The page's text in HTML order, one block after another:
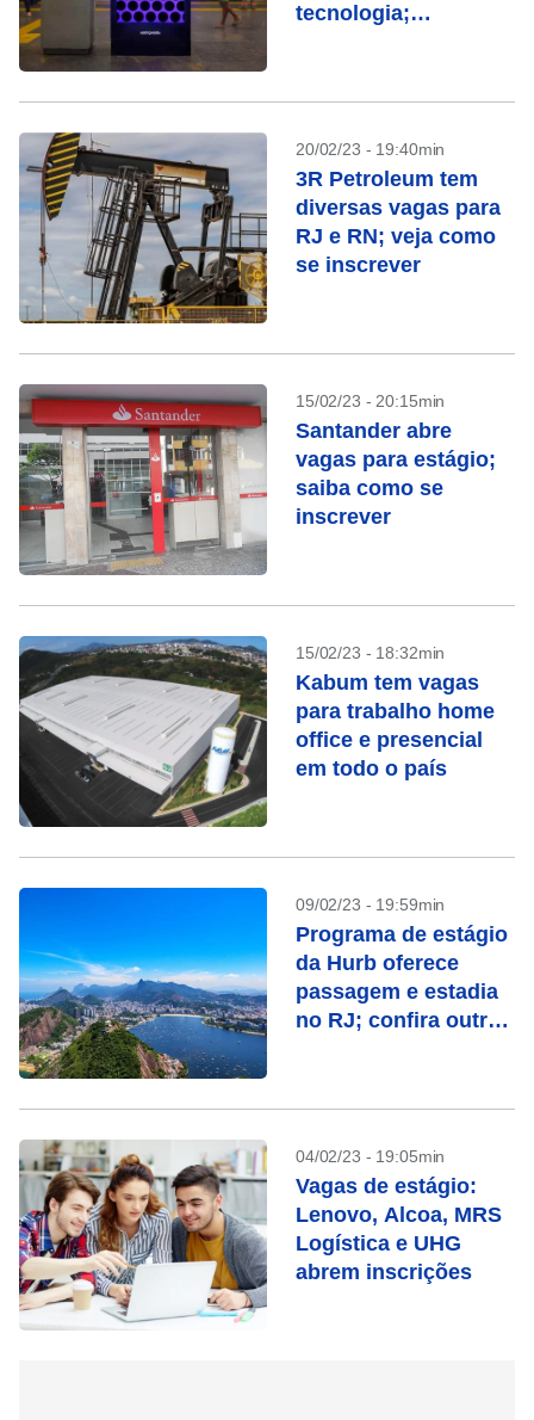
tecnologia;
20/02/23 - 19:40min
3R Petroleum tem
diversas vagas para
RJ e RN; veja como
se inscrever
15/02/23 - 20:15min
Santander abre
vagas para estágio;
saiba como se
inscrever
15/02/23 - 18:32min
Kabum tem vagas
para trabalho home
office e presencial
em todo o país
09/02/23 - 19:59min
Programa de estágio
da Hurb oferece
passagem e estadia
no RJ; confira outras
04/02/23 - 19:05min
Vagas de estágio:
Lenovo, Alcoa, MRS
Logística e UHG
abrem inscrições